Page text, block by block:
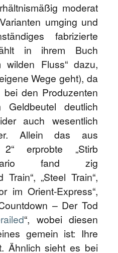
moderat
umging und
fabrizierte
in ihrem Buch
wilden Fluss“ dazu,
Wege geht), da
den Produzenten
deutlich
auch wesentlich
Allein das aus
erprobte „Stirb
fand zig
Train“, „Steel Train“,
im Orient-Express“,
– Der Tod
“, wobei diesen
gemein ist: Ihre
Ähnlich sieht es bei